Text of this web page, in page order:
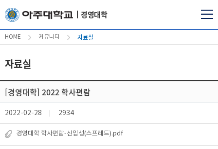
경영대학
HOME 커뮤니티 자료실
자료실
[경영대학] 2022 학사편람
2022-02-28 2934
경영대학 학사편람-신입생(스프레드).pdf